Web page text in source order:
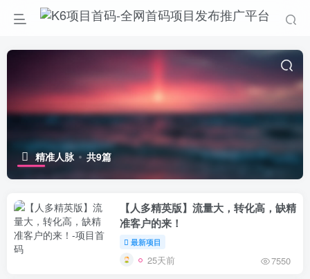
精准人脉 共9篇
【人多精英版】流量大，转化高，缺精
准客户的来！
最新项目
25天前 7550